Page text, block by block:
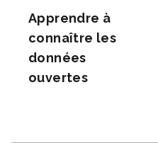
Apprendre à
connaître les
données
ouvertes